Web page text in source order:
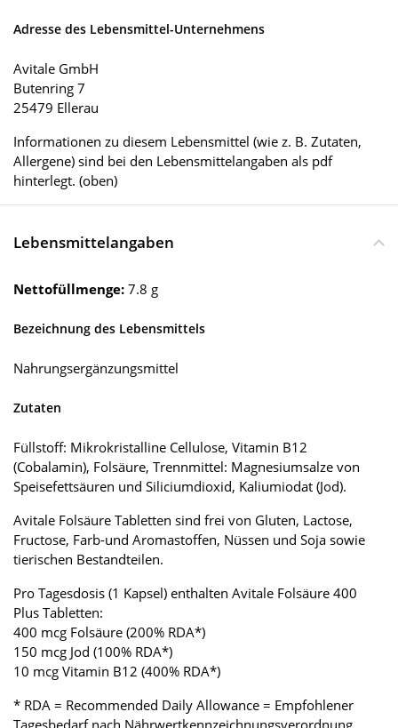
Adresse des Lebensmittel-Unternehmens
Avitale GmbH
Butenring 7
25479 Ellerau
Informationen zu diesem Lebensmittel (wie z. B. Zutaten,
Allergene) sind bei den Lebensmittelangaben als pdf
hinterlegt. (oben)
Lebensmittelangaben
Nettofüllmenge: 7.8 g
Bezeichnung des Lebensmittels
Nahrungsergänzungsmittel
Zutaten
Füllstoff: Mikrokristalline Cellulose, Vitamin B12
(Cobalamin), Folsäure, Trennmittel: Magnesiumsalze von
Speisefettsäuren und Siliciumdioxid, Kaliumiodat (Jod).
Avitale Folsäure Tabletten sind frei von Gluten, Lactose,
Fructose, Farb-und Aromastoffen, Nüssen und Soja sowie
tierischen Bestandteilen.
Pro Tagesdosis (1 Kapsel) enthalten Avitale Folsäure 400
Plus Tabletten:
400 mcg Folsäure (200% RDA*)
150 mcg Jod (100% RDA*)
10 mcg Vitamin B12 (400% RDA*)
* RDA = Recommended Daily Allowance = Empfohlener